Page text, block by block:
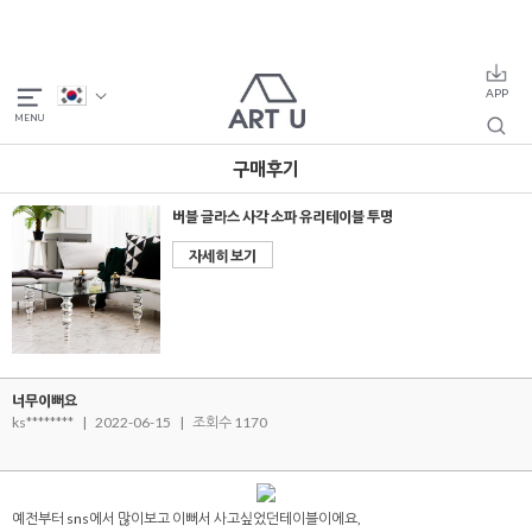
구매후기
버블 글라스 사각 소파 유리테이블 투명
자세히 보기
너무이뻐요
ks********
| 2022-06-15 | 조회수 1170
예전부터 sns에서 많이보고 이뻐서 사고싶었던테이블이에요,